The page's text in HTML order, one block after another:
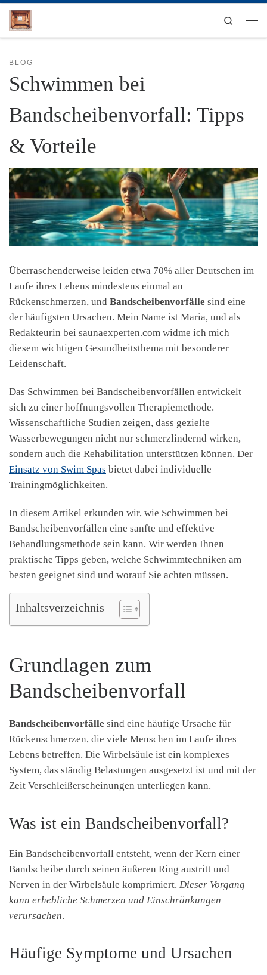
Zum Inhalt springen
Search
BLOG
Schwimmen bei
Bandscheibenvorfall: Tipps
& Vorteile
Überraschenderweise leiden etwa 70% aller Deutschen im
Laufe ihres Lebens mindestens einmal an
Rückenschmerzen, und Bandscheibenvorfälle sind eine
der häufigsten Ursachen. Mein Name ist Maria, und als
Redakteurin bei saunaexperten.com widme ich mich
diesem wichtigen Gesundheitsthema mit besonderer
Leidenschaft.
Das Schwimmen bei Bandscheibenvorfällen entwickelt
sich zu einer hoffnungsvollen Therapiemethode.
Wissenschaftliche Studien zeigen, dass gezielte
Wasserbewegungen nicht nur schmerzlindernd wirken,
sondern auch die Rehabilitation unterstützen können. Der
Einsatz von Swim Spas bietet dabei individuelle
Trainingmöglichkeiten.
In diesem Artikel erkunden wir, wie Schwimmen bei
Bandscheibenvorfällen eine sanfte und effektive
Behandlungsmethode sein kann. Wir werden Ihnen
praktische Tipps geben, welche Schwimmtechniken am
besten geeignet sind und worauf Sie achten müssen.
Inhaltsverzeichnis
Grundlagen zum
Bandscheibenvorfall
Bandscheibenvorfälle sind eine häufige Ursache für
Rückenschmerzen, die viele Menschen im Laufe ihres
Lebens betreffen. Die Wirbelsäule ist ein komplexes
System, das ständig Belastungen ausgesetzt ist und mit der
Zeit Verschleißerscheinungen unterliegen kann.
Was ist ein Bandscheibenvorfall?
Ein Bandscheibenvorfall entsteht, wenn der Kern einer
Bandscheibe durch seinen äußeren Ring austritt und
Nerven in der Wirbelsäule komprimiert. Dieser Vorgang
kann erhebliche Schmerzen und Einschränkungen
verursachen.
Häufige Symptome und Ursachen